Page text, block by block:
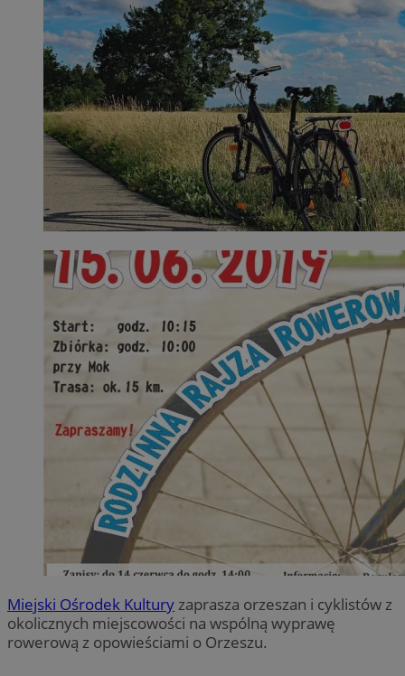
Miejski Ośrodek Kulturyzaprasza orzeszan i cyklistów z
okolicznych miejscowości na wspólną wyprawę
rowerową z opowieściami o Orzeszu.